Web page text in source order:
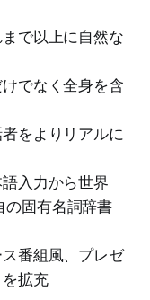
で以上に自然な
でなく全身を含
をよりリアルに
入力から世界
の固有名詞辞書
番組風、プレゼ
拡充